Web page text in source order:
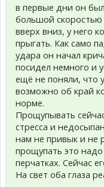
в первые дни он
большой скоростью
вверх вниз, у него
прыгать. Как само
удара он начал
посидел немного и
ещё не поняли, что
возможно об край
норме.
Прощупывать
стресса и
нам не привык и не
прощупать это
перчатках. Сейчас
На свет оба глаза